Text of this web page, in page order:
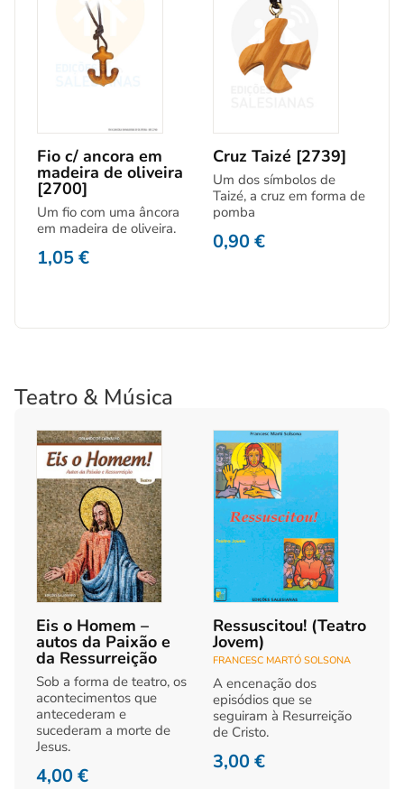
Fio c/ ancora em
madeira de oliveira
[2700]
Um fio com uma âncora
em madeira de oliveira.
1,05€
Cruz Taizé [2739]
Um dos símbolos de
Taizé, a cruz em forma de
pomba
0,90€
Teatro & Música
Eis o Homem –
autos da Paixão e
da Ressurreição
Sob a forma de teatro, os
acontecimentos que
antecederam e
sucederam a morte de
Jesus.
4,00€
Ressuscitou! (Teatro
Jovem)
FRANCESC MARTÓ SOLSONA
A encenação dos
episódios que se
seguiram à Resurreição
de Cristo.
3,00€